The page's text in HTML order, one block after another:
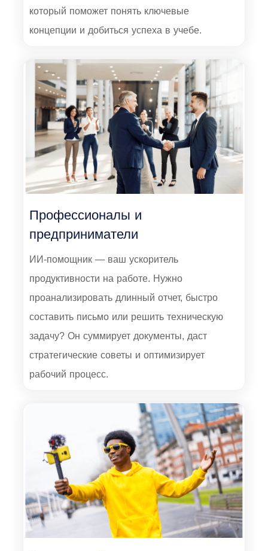
который поможет понять ключевые
концепции и добиться успеха в учебе.
Профессионалы и
предприниматели
ИИ-помощник — ваш ускоритель
продуктивности на работе. Нужно
проанализировать длинный отчет, быстро
составить письмо или решить техническую
задачу? Он суммирует документы, даст
стратегические советы и оптимизирует
рабочий процесс.